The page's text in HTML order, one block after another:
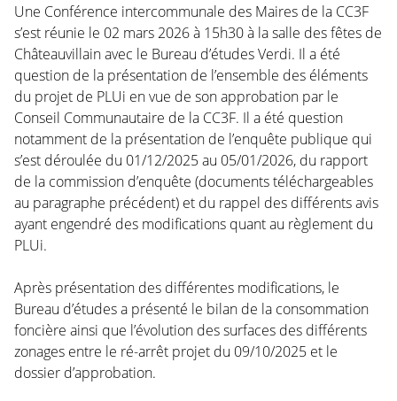
Une Conférence intercommunale des Maires de la CC3F
s’est réunie le 02 mars 2026 à 15h30 à la salle des fêtes de
Châteauvillain avec le Bureau d’études Verdi. Il a été
question de la présentation de l’ensemble des éléments
du projet de PLUi en vue de son approbation par le
Conseil Communautaire de la CC3F. Il a été question
notamment de la présentation de l’enquête publique qui
s’est déroulée du 01/12/2025 au 05/01/2026, du rapport
de la commission d’enquête (documents téléchargeables
au paragraphe précédent) et du rappel des différents avis
ayant engendré des modifications quant au règlement du
PLUi.
Après présentation des différentes modifications, le
Bureau d’études a présenté le bilan de la consommation
foncière ainsi que l’évolution des surfaces des différents
zonages entre le ré-arrêt projet du 09/10/2025 et le
dossier d’approbation.